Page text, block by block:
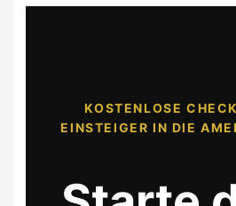
KOSTENLOSE
EINSTEIGER IN DIE